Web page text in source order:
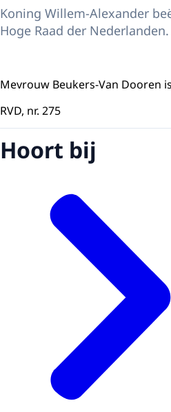
Koning Willem-Alexander
Hoge Raad der Nederlanden.
Mevrouw Beukers-Van Dooren
RVD, nr. 275
Hoort bij